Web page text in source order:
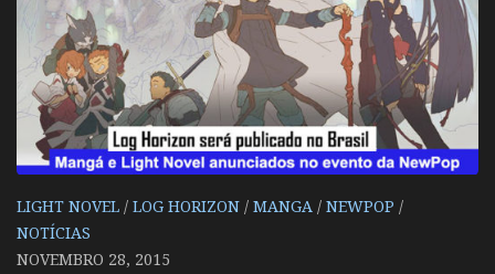
LIGHT NOVEL / LOG HORIZON / MANGA / NEWPOP /
NOTÍCIAS
NOVEMBRO 28, 2015